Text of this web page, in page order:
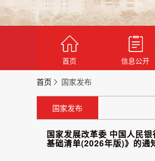
首页 信息公开
首页 国家发布
国家发布
国家发展改革委 中国人民
基础清单(2026年版)》的通